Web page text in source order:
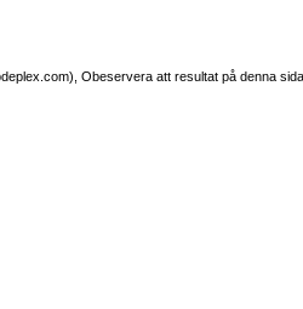
Obeservera att resultat på denna